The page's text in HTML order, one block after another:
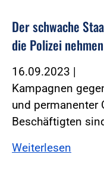
Der schwache
die Polizei
16.09.2023 |
Kampagnen
und permanenter
Beschäftigten
Weiterlesen